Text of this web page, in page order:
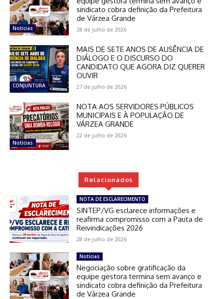
Notícias
sindicato cobra definição da Prefeitura
de Várzea Grande
28 de julho de 2026
CONJUNTURA
MAIS DE SETE ANOS DE AUSÊNCIA DE
DIÁLOGO E O DISCURSO DO
CANDIDATO QUE AGORA DIZ QUERER
OUVIR
27 de julho de 2026
Notícias
NOTA AOS SERVIDORES PÚBLICOS
MUNICIPAIS E À POPULAÇÃO DE
VÁRZEA GRANDE
22 de julho de 2026
Relacionados
NOTA DE ESCLARECIMENTO
SINTEP/VG esclarece informações e
reafirma compromisso com a Pauta de
Reivindicações 2026
28 de julho de 2026
Notícias
Negociação sobre gratificação da
equipe gestora termina sem avanço e
sindicato cobra definição da Prefeitura
de Várzea Grande